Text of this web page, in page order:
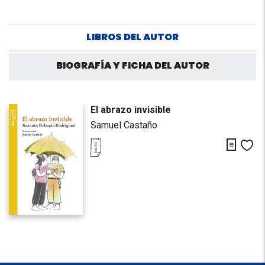
LIBROS DEL AUTOR
BIOGRAFÍA Y FICHA DEL AUTOR
El abrazo invisible
Samuel Castaño